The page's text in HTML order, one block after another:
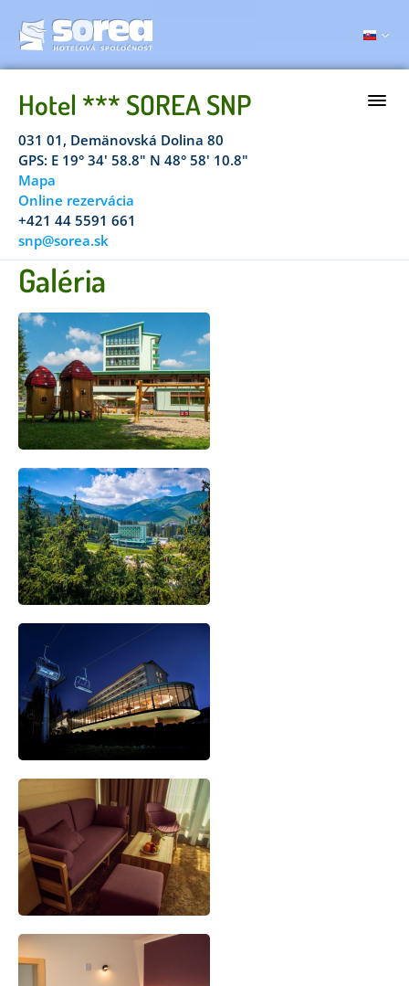
Hotel *** SOREA SNP
031 01, Demänovská Dolina 80
GPS: E 19° 34' 58.8" N 48° 58' 10.8"
Mapa
Online rezervácia
+421 44 5591 661
snp@sorea.sk
Galéria